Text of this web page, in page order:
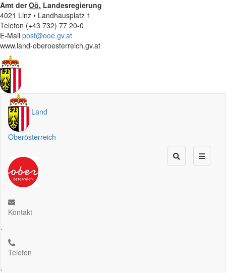
Amt derOö. Landesregierung
4021 Linz • Landhausplatz 1
Telefon (+43 732) 77 20-0
E-Mail post@ooe.gv.at
www.land-oberoesterreich.gv.at
Land
Oberösterreich
Kontakt
.
Telefon
.